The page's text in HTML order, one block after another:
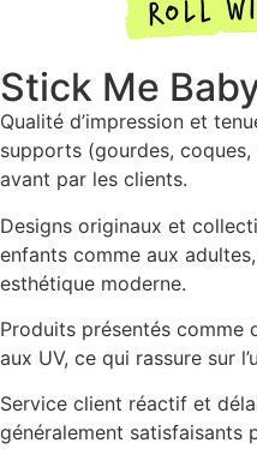
Stick Me
Qualité d’impression et
supports (gourdes,
avant par les clients.
Designs originaux et
enfants comme aux
esthétique moderne.
Produits présentés comme
aux UV, ce qui rassure sur
Service client réactif et
généralement satisfaisants